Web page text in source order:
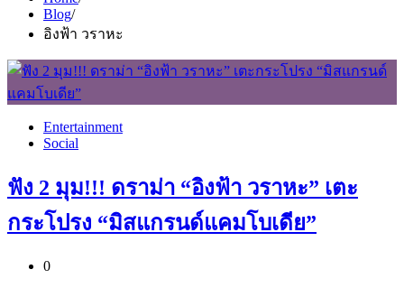
Blog
อิงฟ้า วราหะ
Entertainment
Social
ฟัง 2 มุม!!! ดราม่า “อิงฟ้า วราหะ” เตะ
กระโปรง “มิสแกรนด์แคมโบเดีย”
0